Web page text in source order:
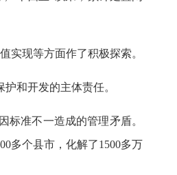
实现等方面作了积极探索。
和开发的主体责任。
标准不一造成的管理矛盾。
多个县市，化解了1500多万